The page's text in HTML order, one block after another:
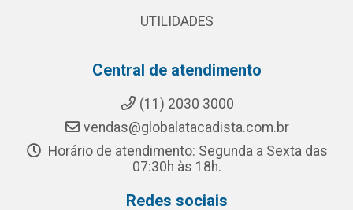
UTILIDADES
Central de atendimento
(11) 2030 3000
vendas@globalatacadista.com.br
Horário de atendimento: Segunda a Sexta das
07:30h às 18h.
Redes sociais